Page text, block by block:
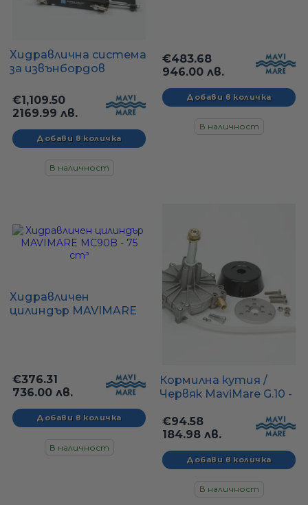
Хидравлична система
за извънбордов
MAVIMARE GF150BRT
€1,109.50
2169.99 лв.
В наличност
€483.68
946.00 лв.
В наличност
Хидравличен
цилиндър MAVIMARE
€376.31
736.00 лв.
В наличност
Кормилна кутия /
Червяк MaviMare G.10 -
EN 29775
€94.58
184.98 лв.
В наличност